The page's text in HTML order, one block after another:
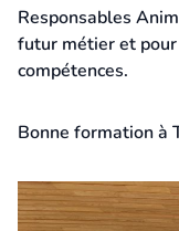
Responsables
futur métier et pour
compétences.
Bonne formation à